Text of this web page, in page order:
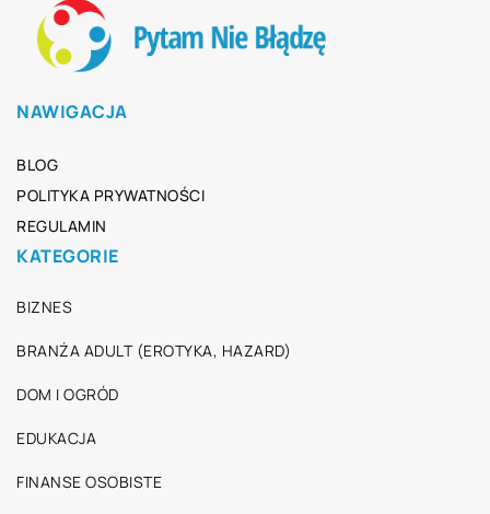
NAWIGACJA
BLOG
POLITYKA PRYWATNOŚCI
REGULAMIN
KATEGORIE
BIZNES
BRANŻA ADULT (EROTYKA, HAZARD)
DOM I OGRÓD
EDUKACJA
FINANSE OSOBISTE